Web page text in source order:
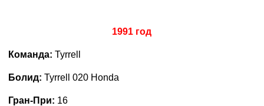
1991 год
Команда: Tyrrell
Болид: Tyrrell 020 Honda
Гран-При: 16